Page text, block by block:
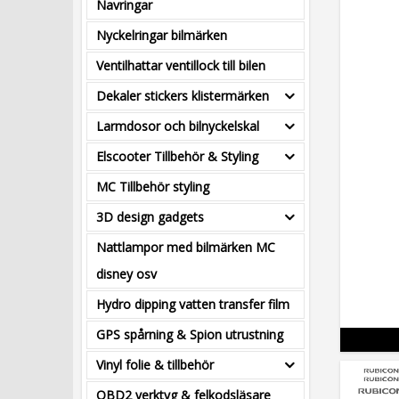
Navringar
Nyckelringar bilmärken
Ventilhattar ventillock till bilen
Dekaler stickers klistermärken
Larmdosor och bilnyckelskal
Elscooter Tillbehör & Styling
MC Tillbehör styling
3D design gadgets
Nattlampor med bilmärken MC
disney osv
Hydro dipping vatten transfer film
GPS spårning & Spion utrustning
Vinyl folie & tillbehör
OBD2 verktyg & felkodsläsare